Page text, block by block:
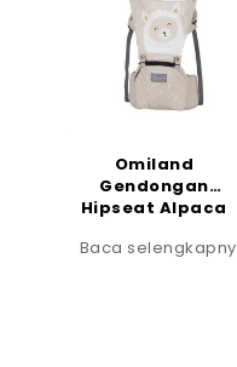
Omiland
Gendongan
Hipseat Alpaca
Baca